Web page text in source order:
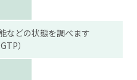
などの状態を調べます
）